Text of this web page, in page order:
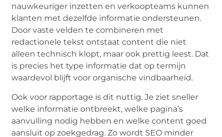
nauwkeuriger inzetten en verkoopteams kunnen
klanten met dezelfde informatie ondersteunen.
Door vaste velden te combineren met
redactionele tekst ontstaat content die niet
alleen technisch klopt, maar ook prettig leest. Dat
is precies het type informatie dat op termijn
waardevol blijft voor organische vindbaarheid.
Ook voor rapportage is dit nuttig. Je ziet sneller
welke informatie ontbreekt, welke pagina’s
aanvulling nodig hebben en welke content goed
aansluit op zoekgedrag. Zo wordt SEO minder